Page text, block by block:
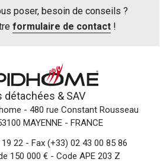
poser, besoin de conseils ?
formulaire de contact !
détachées & SAV
- 480 rue Constant Rousseau
MAYENNE - FRANCE
22- Fax (+33) 02 43 00 85 86
150 000 € - Code APE 203 Z